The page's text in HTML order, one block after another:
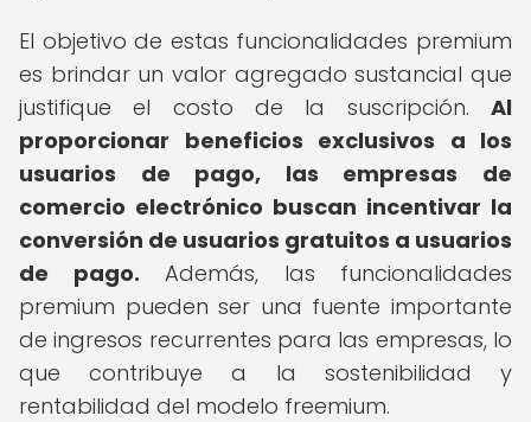
El objetivo de estas funcionalidades premium
es brindar un valor agregado sustancial que
justifique el costo de la suscripción. Al
proporcionar beneficios exclusivos a los
usuarios de pago, las empresas de
comercio electrónico buscan incentivar la
conversión de usuarios gratuitos a usuarios
de pago. Además, las funcionalidades
premium pueden ser una fuente importante
de ingresos recurrentes para las empresas, lo
que contribuye a la sostenibilidad y
rentabilidad del modelo freemium.